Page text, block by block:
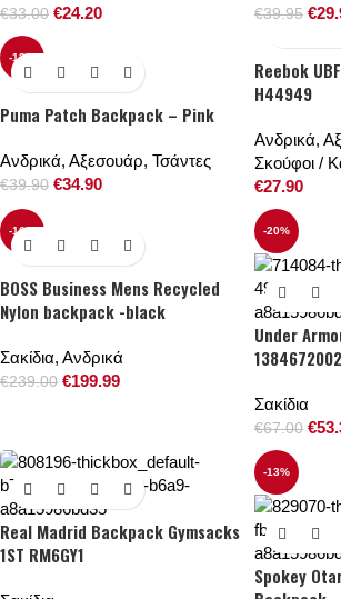
€33.00 €24.20 €39.95 €
-13%
Puma Patch Backpack – Pink
Ανδρικά, Αξεσουάρ, Τσάντες
€39.90 €34.90
Reebok
H44949
Ανδρικά,
Σκούφοι /
€27.90
-16%
BOSS Business Mens Recycled
Nylon backpack -black
Σακίδια, Ανδρικά
€239.00 €199.99
-20%
Under
1384672002
Σακίδια
€67.00 €
Real Madrid Backpack Gymsacks
1ST RM6GY1
-13%
Spokey